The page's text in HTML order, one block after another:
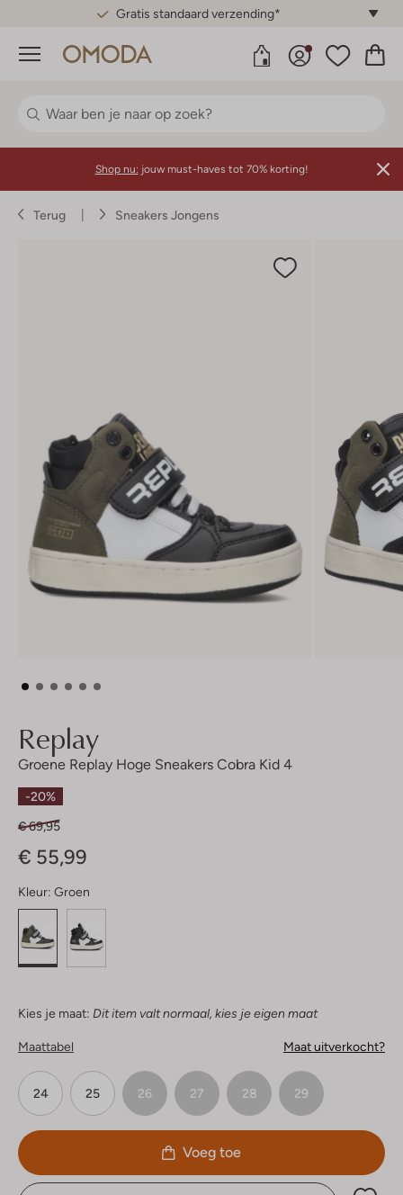
Gratis standaard verzending*
Menu
Shop nu: jouw must-haves tot 70% korting!
Terug Sneakers Jongens
Replay
Groene Replay Hoge Sneakers Cobra Kid 4
-20%
€ 69,95
€ 55,99
Kleur: Groen
Kies je maat: Dit item valt normaal, kies je eigen maat
Maattabel Maat uitverkocht?
24 25 26 27 28 29
Voeg toe